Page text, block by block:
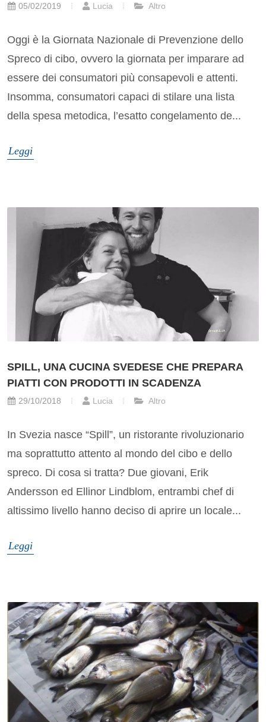
05/02/2019 Lucia Altro
Oggi è la Giornata Nazionale di Prevenzione dello
Spreco di cibo, ovvero la giornata per imparare ad
essere dei consumatori più consapevoli e attenti.
Insomma, consumatori capaci di stilare una lista
della spesa metodica, l’esatto congelamento de...
Leggi
SPILL, UNA CUCINA SVEDESE CHE PREPARA
PIATTI CON PRODOTTI IN SCADENZA
29/10/2018 Lucia Altro
In Svezia nasce “Spill”, un ristorante rivoluzionario
ma soprattutto attento al mondo del cibo e dello
spreco. Di cosa si tratta? Due giovani, Erik
Andersson ed Ellinor Lindblom, entrambi chef di
altissimo livello hanno deciso di aprire un locale...
Leggi